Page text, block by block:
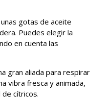
gotas de aceite
Puedes elegir la
en cuenta las
gran aliada para respirar
vibra fresca y animada,
cítricos.